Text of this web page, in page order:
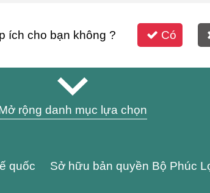
ích cho bạn không ? Có
rộng danh mục lựa chọn
quốc Sở hữu bản quyền Bộ Phúc